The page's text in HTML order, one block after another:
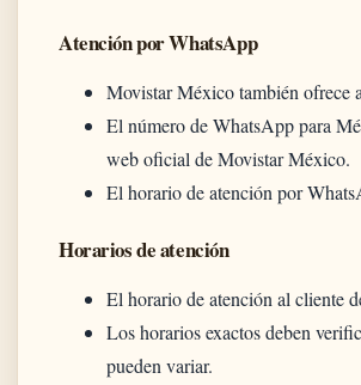
Atención por WhatsApp
Movistar México también ofrece
El número de WhatsApp para
web oficial de Movistar México.
El horario de atención por
Horarios de atención
El horario de atención al cliente
Los horarios exactos deben
pueden variar.